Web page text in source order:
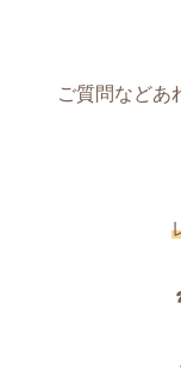
ご質問などあ